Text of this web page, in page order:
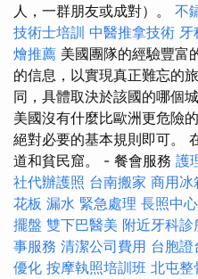
人，一群朋友或成對）。 不
技術士培訓 中醫推拿技術 牙
燴推薦 美國團隊的經驗豐富
的信息，以實現真正難忘的
同，具體取決於該國的哪個
美國沒有什麼比歐洲更危險
絕對必要的基本規則即可。
道和貧民窟。 - 餐會服務 護
社代辦護照 台南搬家 商用冰
花板 漏水 緊急處理 長照中心
擺盤 雙下巴醫美 附近牙科診
事服務 清潔公司費用 台胞證
優化 按摩執照培訓班 北屯整